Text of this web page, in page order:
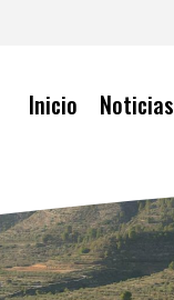
Inicio Noticias